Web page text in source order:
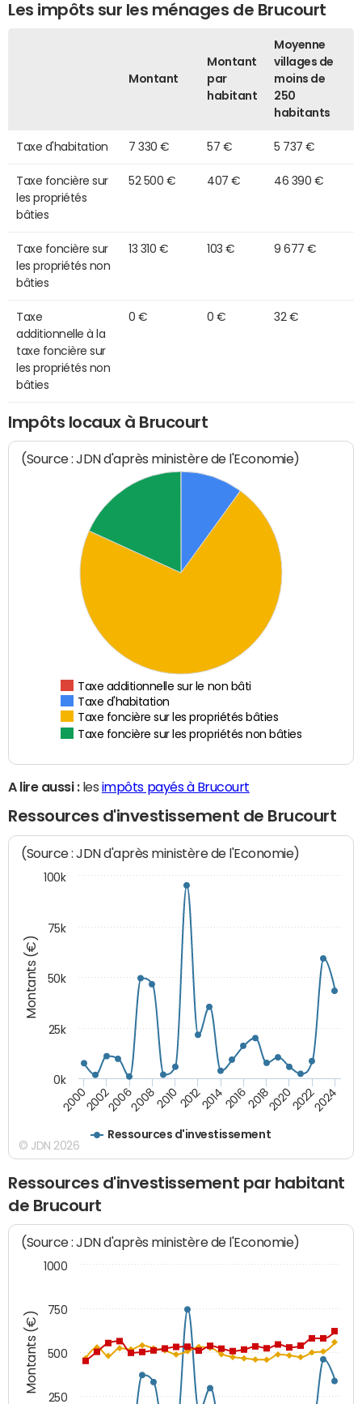
Les impôts sur les ménages de Brucourt
Montant
Montant
par
habitant
Moyenne
villages de
moins de
250
habitants
Taxe d'habitation 7 330 € 57 € 5 737 €
Taxe foncière sur
les propriétés
bâties
52 500 € 407 € 46 390 €
Taxe foncière sur
les propriétés non
bâties
13 310 € 103 € 9 677 €
Taxe
additionnelle à la
taxe foncière sur
les propriétés non
bâties
0 € 0 € 32 €
Impôts locaux à Brucourt
(Source : JDN d'après ministère de l'Economie)
Taxe additionnelle sur le non bâti
Taxe d'habitation
Taxe foncière sur les propriétés bâties
Taxe foncière sur les propriétés non bâties
A lire aussi :les impôts payés à Brucourt
Ressources d'investissement de Brucourt
Montants (€)
(Source : JDN d'après ministère de l'Economie)
Ressources d'investissement
200020022006200820102012201420162018202020222024
0k
25k
50k
75k
100k
© JDN 2026
Ressources d'investissement par habitant
de Brucourt
Montants (€)
(Source : JDN d'après ministère de l'Economie)
250
500
750
1000